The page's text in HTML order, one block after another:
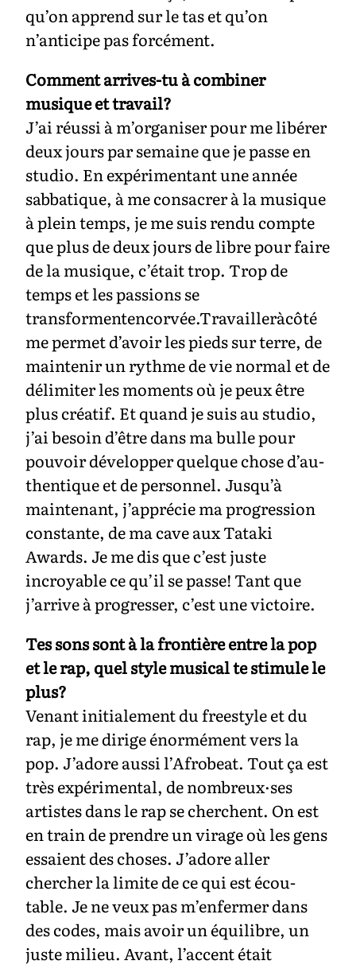
qu’on apprend sur le tas et qu’on
n’anticipe pas forcément.
Comment arrives-tu à combiner
musique et travail?
J’ai réussi à m’organiser pour me libérer
deux jours par semaine que je passe en
studio. En expérimentant une année
sabbatique, à me consacrer à la musique
à plein temps, je me suis rendu compte
que plus de deux jours de libre pour faire
de la musique, c’était trop. Trop de
temps et les passions se
transformentencorvée.Travailleràcôté
me permet d’avoir les pieds sur terre, de
maintenir un rythme de vie normal et de
délimiter les moments où je peux être
plus créatif. Et quand je suis au studio,
j’ai besoin d’être dans ma bulle pour
pouvoir développer quelque chose d’au-
thentique et de personnel. Jusqu’à
maintenant, j’apprécie ma progression
constante, de ma cave aux Tataki
Awards. Je me dis que c’est juste
incroyable ce qu’il se passe! Tant que
j’arrive à progresser, c’est une victoire.
Tes sons sont à la frontière entre la pop
et le rap, quel style musical te stimule le
plus?
Venant initialement du freestyle et du
rap, je me dirige énormément vers la
pop. J’adore aussi l’Afrobeat. Tout ça est
très expérimental, de nombreux·ses
artistes dans le rap se cherchent. On est
en train de prendre un virage où les gens
essaient des choses. J’adore aller
chercher la limite de ce qui est écou-
table. Je ne veux pas m’enfermer dans
des codes, mais avoir un équilibre, un
juste milieu. Avant, l’accent était